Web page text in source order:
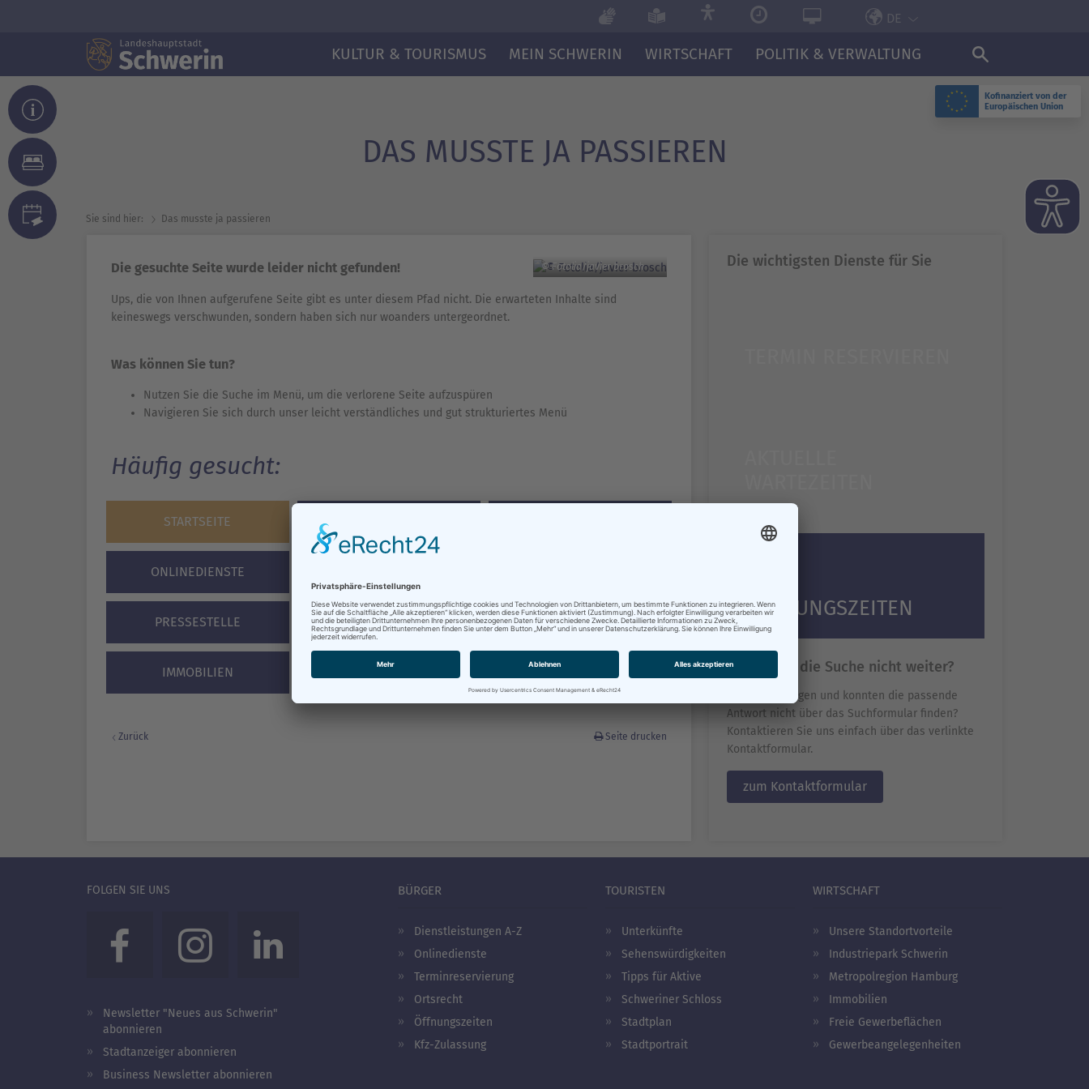
Kofinanziert von der
Europäischen Union
DE
KULTUR & TOURISMUS MEIN SCHWERIN WIRTSCHAFT POLITIK & VERWALTUNG
DAS MUSSTE JA PASSIEREN
Sie sind hier: Das musste ja passieren
© Fotolia/javier brosch
Die gesuchte Seite wurde leider nicht gefunden!
Ups, die von Ihnen aufgerufene Seite gibt es unter diesem Pfad nicht. Die erwarteten Inhalte sind
keineswegs verschwunden, sondern haben sich nur woanders untergeordnet.
Was können Sie tun?
Nutzen Sie die Suche im Menü, um die verlorene Seite aufzuspüren
Navigieren Sie sich durch unser leicht verständliches und gut strukturiertes Menü
Häufig gesucht:
STARTSEITE
ONLINEDIENSTE
PRESSESTELLE STADTVERTRETUNG KUNST & KULTUR
IMMOBILIEN FEUERWEHR STADTPLANUNG
Zurück Seite drucken
Die wichtigsten Dienste für Sie
ÖFFNUNGSZEITEN
Hilft Ihnen die Suche nicht weiter?
Sie haben Fragen und konnten die passende
Antwort nicht über das Suchformular finden?
Kontaktieren Sie uns einfach über das verlinkte
Kontaktformular.
zum Kontaktformular
FOLGEN SIE UNS
Newsletter "Neues aus Schwerin"
abonnieren
Stadtanzeiger abonnieren
Business Newsletter abonnieren
BÜRGER
Dienstleistungen A-Z
Onlinedienste
Terminreservierung
Ortsrecht
Öffnungszeiten
Kfz-Zulassung
TOURISTEN
Unterkünfte
Sehenswürdigkeiten
Tipps für Aktive
Schweriner Schloss
Stadtplan
Stadtportrait
WIRTSCHAFT
Unsere Standortvorteile
Industriepark Schwerin
Metropolregion Hamburg
Immobilien
Freie Gewerbeflächen
Gewerbeangelegenheiten